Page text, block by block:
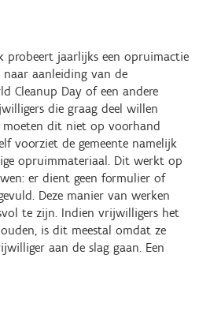
probeert jaarlijks een opruimactie
naar aanleiding van de
Cleanup Day of een andere
die graag deel willen
moeten dit niet op voorhand
voorziet de gemeente namelijk
opruimmateriaal. Dit werkt op
er dient geen formulier of
Deze manier van werken
te zijn. Indien vrijwilligers het
is dit meestal omdat ze
aan de slag gaan. Een